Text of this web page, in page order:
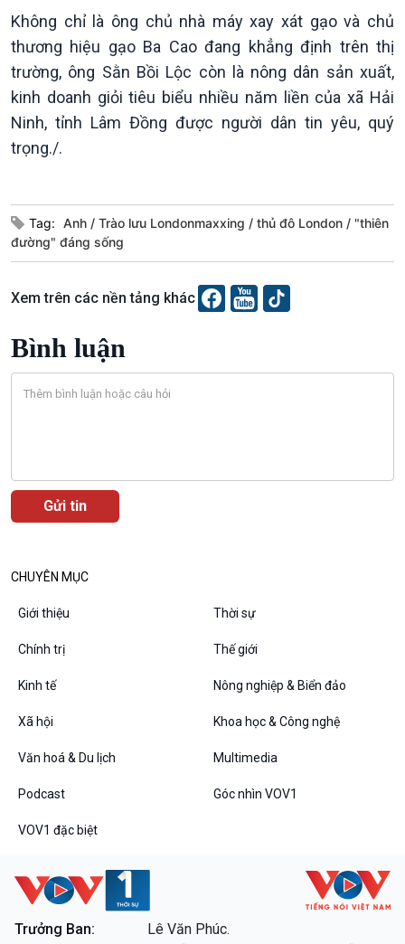
Văn hoá & Du lịch
Tin Văn hoá & Du lịch
Chát với người nổi tiếng
Câu chuyện Thể thao
Multimedia
Video
Câu chuyện thời sự
VOV1 đặc biệt
Thanh âm ký sự
Các chương trình đặc biệt
Không chỉ là ông chủ nhà máy xay xát gạo và chủ
thương hiệu gạo Ba Cao đang khẳng định trên thị
trường, ông Sằn Bồi Lộc còn là nông dân sản xuất,
kinh doanh giỏi tiêu biểu nhiều năm liền của xã Hải
Ninh, tỉnh Lâm Đồng được người dân tin yêu, quý
trọng./.
Tag: Anh Trào lưu Londonmaxxing thủ đô London
"thiên
đường" đáng sống
Xem trên các nền tảng khác
Bình luận
CHUYÊN MỤC
Giới thiệu Thời sự
Chính trị Thế giới
Kinh tế Nông nghiệp & Biển đảo
Xã hội Khoa học & Công nghệ
Văn hoá & Du lịch Multimedia
Podcast Góc nhìn VOV1
VOV1 đặc biệt
Trưởng Ban:
Lê Văn Phúc.